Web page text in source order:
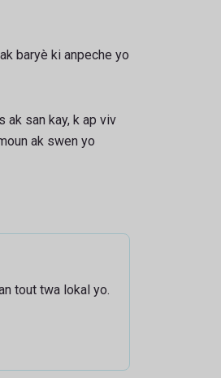
baryè ki anpeche yo
ak san kay, k ap viv
ak swen yo
tout twa lokal yo.